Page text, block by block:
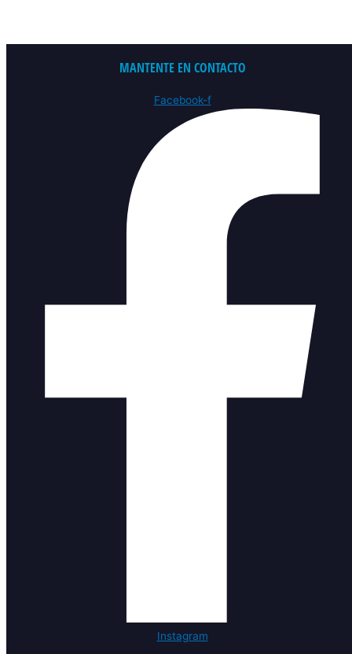
MANTENTE EN CONTACTO
Facebook-f
Instagram